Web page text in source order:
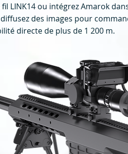
LINK14 ou intégrez Amarok
des images pour
directe de plus de 1 200 m.